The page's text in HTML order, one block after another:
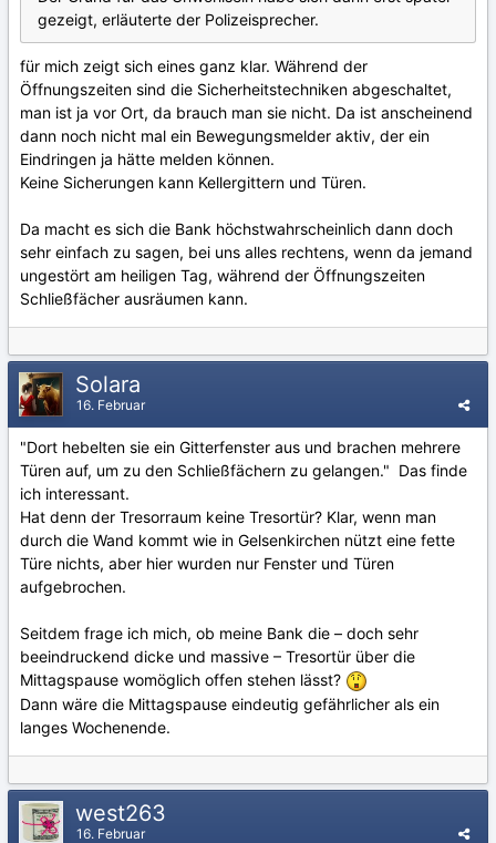
gezeigt, erläuterte der Polizeisprecher.
für mich zeigt sich eines ganz klar. Während der
Öffnungszeiten sind die Sicherheitstechniken abgeschaltet,
man ist ja vor Ort, da brauch man sie nicht. Da ist anscheinend
dann noch nicht mal ein Bewegungsmelder aktiv, der ein
Eindringen ja hätte melden können.
Keine Sicherungen kann Kellergittern und Türen.
Da macht es sich die Bank höchstwahrscheinlich dann doch
sehr einfach zu sagen, bei uns alles rechtens, wenn da jemand
ungestört am heiligen Tag, während der Öffnungszeiten
Schließfächer ausräumen kann.
Solara
16. Februar
"Dort hebelten sie ein Gitterfenster aus und brachen mehrere
Türen auf, um zu den Schließfächern zu gelangen." Das finde
ich interessant.
Hat denn der Tresorraum keine Tresortür? Klar, wenn man
durch die Wand kommt wie in Gelsenkirchen nützt eine fette
Türe nichts, aber hier wurden nur Fenster und Türen
aufgebrochen.
Seitdem frage ich mich, ob meine Bank die – doch sehr
beeindruckend dicke und massive – Tresortür über die
Mittagspause womöglich offen stehen lässt?
Dann wäre die Mittagspause eindeutig gefährlicher als ein
langes Wochenende.
west263
16. Februar